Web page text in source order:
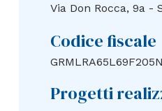
Via Don Rocca, 9a -
Codice fiscale
GRMLRA65L69F205N
Progetti